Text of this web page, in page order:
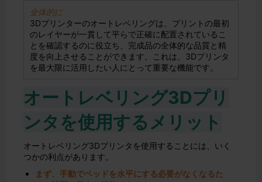
全体的に
3Dプリンターのオートレベリングは、プリントの最初
のレイヤーが一貫して平らで正確に配置されているこ
とを確認するのに役立ち、完成品の全体的な品質と精
度を向上させることができます。これは、3Dプリンタ
を最大限に活用したい人にとって重要な機能です。
オートレベリング3Dプリ
ンタを使用するメリット
オートレベリング3Dプリンタを使用することには、いく
つかの利点があります。
まず、手動でベッドを水平にする必要がなくなるた